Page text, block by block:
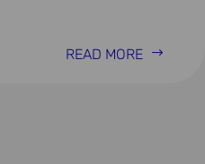
READ MORE